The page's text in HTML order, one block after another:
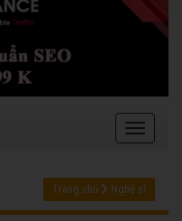
Trang chủ Nghệ sĩ